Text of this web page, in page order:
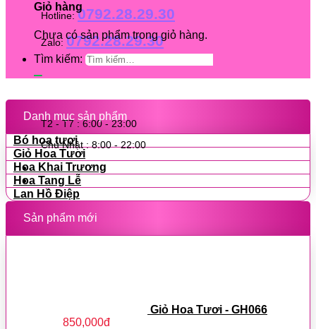
Hotline:0792.28.29.30
Zalo: 0792.28.29.30
T2 - T7 : 6:00 - 23:00
Chủ Nhật : 8:00 - 22:00
Giỏ hàng
Chưa có sản phẩm trong giỏ hàng.
Tìm kiếm:
Danh mục sản phẩm
Bó hoa tươi
Giỏ Hoa Tươi
Hoa Khai Trương
Hoa Tang Lễ
Lan Hồ Điệp
Sản phẩm mới
Giỏ Hoa Tươi - GH066
850,000đ